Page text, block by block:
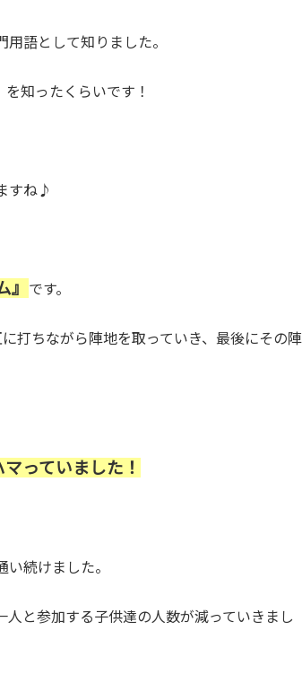
語として知りました。
知ったくらいです！
すね♪
です。
打ちながら陣地を取っていき、最後にその陣
っていました！
続けました。
と参加する子供達の人数が減っていきまし